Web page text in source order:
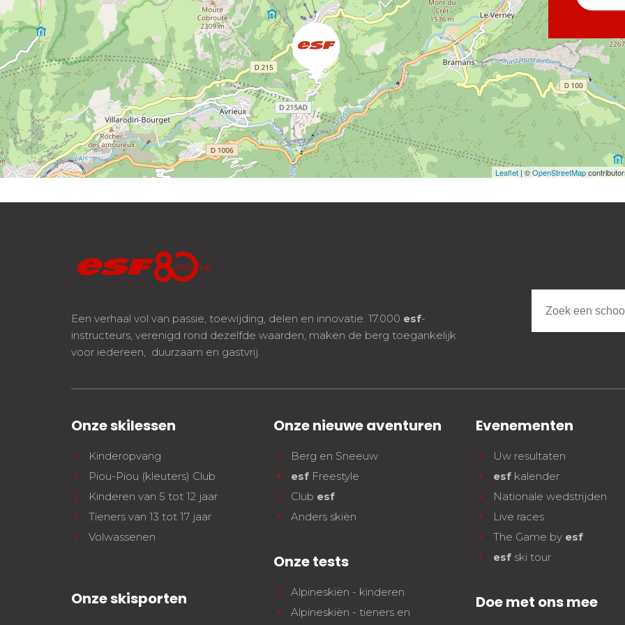
Leaflet | ©OpenStreetMap
Een verhaal vol van passie, toewijding, delen en innovatie. 17.000 esf-
instructeurs, verenigd rond dezelfde waarden, maken de berg toegankelijk
voor iedereen, duurzaam en gastvrij.
Onze skilessen
Kinderopvang
Piou-Piou (kleuters) Club
Kinderen van 5 tot 12 jaar
Tieners van 13 tot 17 jaar
Volwassenen
Onze skisporten
Onze nieuwe aventuren
Berg en Sneeuw
esf Freestyle
Club esf
Anders skiën
Onze tests
Alpineskiën - kinderen
Alpineskiën - tieners en
Evenementen
Uw resultaten
esf kalender
Nationale wedstrijden
Live races
The Game by esf
esf ski tour
Doe met ons mee